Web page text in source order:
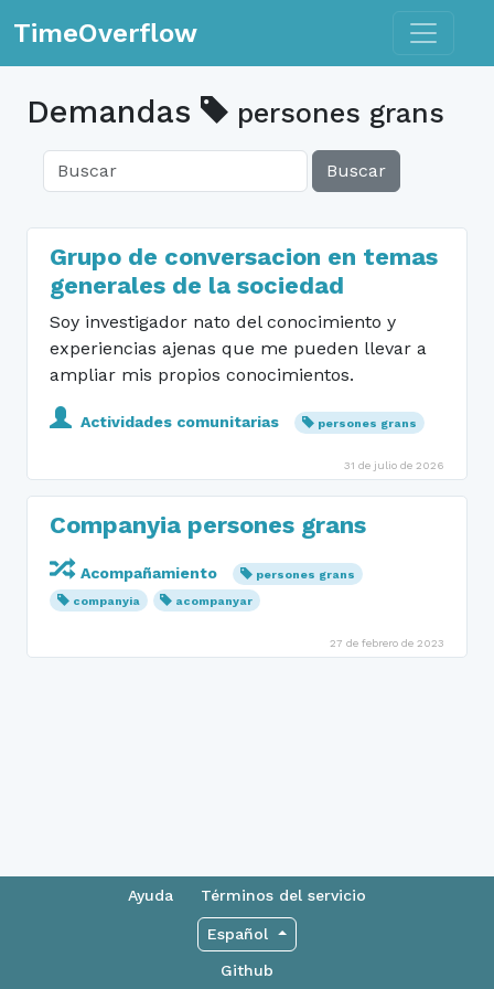
TimeOverflow Toggle
Demandas persones grans
Buscar
Grupo de conversacion en temas
generales de la sociedad
Soy investigador nato del conocimiento y
experiencias ajenas que me pueden llevar a
ampliar mis propios conocimientos.
Actividades comunitarias persones grans
31 de julio de 2026
Companyia persones grans
Acompañamiento
persones grans
companyia
acompanyar
27 de febrero de 2023
Ayuda Términos del servicio
Español
Github